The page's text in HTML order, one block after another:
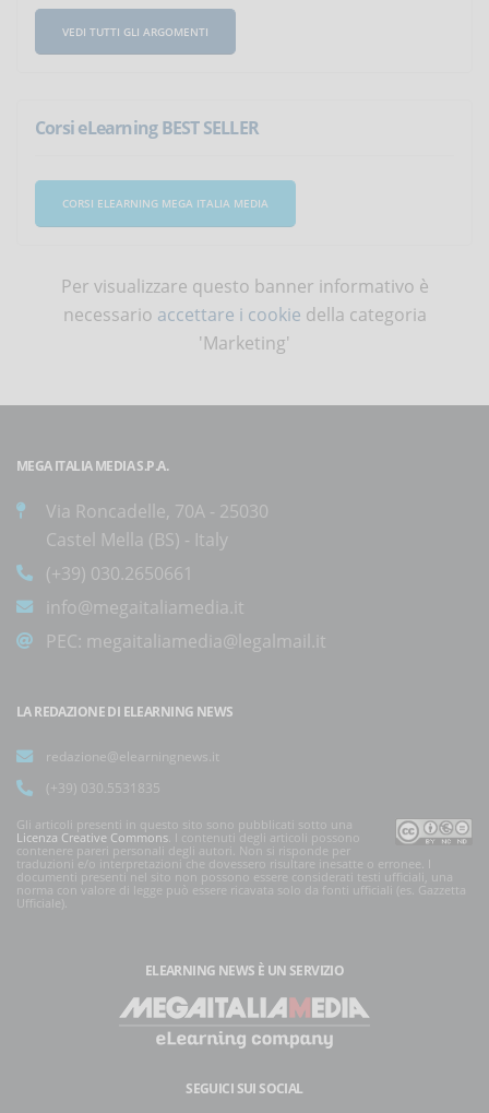
VEDI TUTTI GLI ARGOMENTI
Corsi eLearning BEST SELLER
CORSI ELEARNING MEGA ITALIA MEDIA
Per visualizzare questo banner informativo è
necessario accettare i cookie della categoria
'Marketing'
MEGA ITALIA MEDIA S.P.A.
Via Roncadelle, 70A - 25030
Castel Mella (BS) - Italy
(+39) 030.2650661
info@megaitaliamedia.it
PEC: megaitaliamedia@legalmail.it
LA REDAZIONE DI ELEARNING NEWS
redazione@elearningnews.it
(+39) 030.5531835
Gli articoli presenti in questo sito sono pubblicati sotto una
Licenza Creative Commons. I contenuti degli articoli possono
contenere pareri personali degli autori. Non si risponde per
traduzioni e/o interpretazioni che dovessero risultare inesatte o erronee. I
documenti presenti nel sito non possono essere considerati testi ufficiali, una
norma con valore di legge può essere ricavata solo da fonti ufficiali (es. Gazzetta
Ufficiale).
ELEARNING NEWS È UN SERVIZIO
SEGUICI SUI SOCIAL